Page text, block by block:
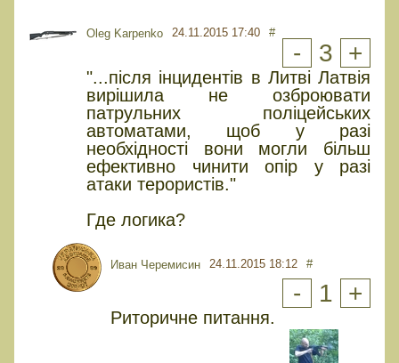
Oleg Karpenko 24.11.2015 17:40 #
- 3 +
"...після інцидентів в Литві Латвія
вирішила не озброювати
патрульних поліцейських
автоматами, щоб у разі
необхідності вони могли більш
ефективно чинити опір у разі
атаки терористів."
Где логика?
Иван Черемисин 24.11.2015 18:12 #
- 1 +
Риторичне питання.